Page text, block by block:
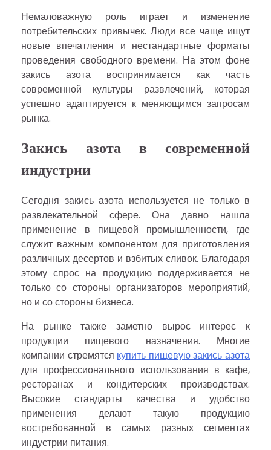
Немаловажную роль играет и изменение
потребительских привычек. Люди все чаще ищут
новые впечатления и нестандартные форматы
проведения свободного времени. На этом фоне
закись азота воспринимается как часть
современной культуры развлечений, которая
успешно адаптируется к меняющимся запросам
рынка.
Закись азота в современной
индустрии
Сегодня закись азота используется не только в
развлекательной сфере. Она давно нашла
применение в пищевой промышленности, где
служит важным компонентом для приготовления
различных десертов и взбитых сливок. Благодаря
этому спрос на продукцию поддерживается не
только со стороны организаторов мероприятий,
но и со стороны бизнеса.
На рынке также заметно вырос интерес к
продукции пищевого назначения. Многие
компании стремятся купить пищевую закись азота
для профессионального использования в кафе,
ресторанах и кондитерских производствах.
Высокие стандарты качества и удобство
применения делают такую продукцию
востребованной в самых разных сегментах
индустрии питания.